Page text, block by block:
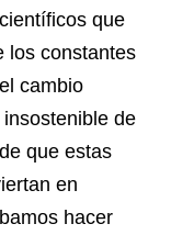
que
los constantes
cambio
de
que estas
en
hacer